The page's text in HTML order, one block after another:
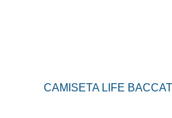
CAMISETA LIFE